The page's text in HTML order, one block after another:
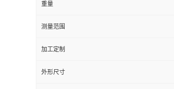
重量
测量范围
加工定制
外形尺寸